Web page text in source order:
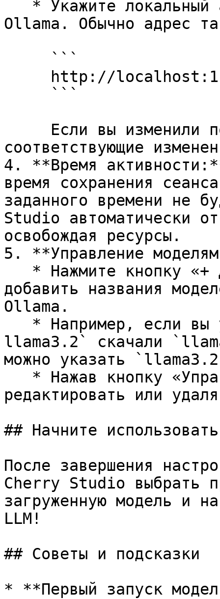
Ollama. Обычно адрес
соответствующие
4. **Время
время сохранения
заданного времени не
Studio автоматически
освобождая ресурсы.
5. **Управление
добавить названия
Ollama.
llama3.2` скачали
можно указать
редактировать или
## Начните использовать
После завершения
Cherry Studio выбрать
загруженную модель и
LLM!
## Советы и подсказки
* **Первый запуск